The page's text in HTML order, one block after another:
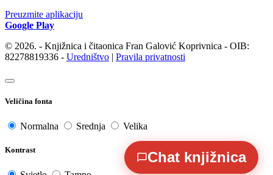
Preuzmite aplikaciju
Google Play
© 2026. - Knjižnica i čitaonica Fran Galović Koprivnica - OIB:
82278819336 - Uredništvo | Pravila privatnosti
Veličina fonta
Normalna Srednja Velika
Kontrast Chat knjižnica